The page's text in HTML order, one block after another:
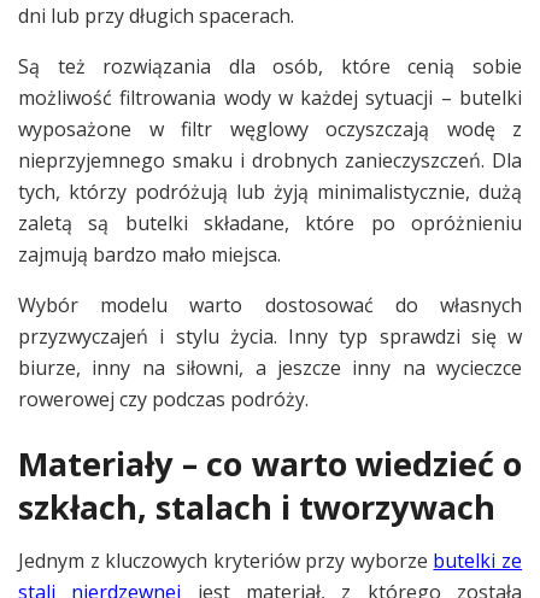
dni lub przy długich spacerach.
Są też rozwiązania dla osób, które cenią sobie
możliwość filtrowania wody w każdej sytuacji – butelki
wyposażone w filtr węglowy oczyszczają wodę z
nieprzyjemnego smaku i drobnych zanieczyszczeń. Dla
tych, którzy podróżują lub żyją minimalistycznie, dużą
zaletą są butelki składane, które po opróżnieniu
zajmują bardzo mało miejsca.
Wybór modelu warto dostosować do własnych
przyzwyczajeń i stylu życia. Inny typ sprawdzi się w
biurze, inny na siłowni, a jeszcze inny na wycieczce
rowerowej czy podczas podróży.
Materiały – co warto wiedzieć o
szkłach, stalach i tworzywach
Jednym z kluczowych kryteriów przy wyborze butelki ze
stali nierdzewnej jest materiał, z którego została